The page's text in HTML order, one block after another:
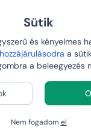
Sütik
és kényelmes
hozzájárulásodra a
a beleegyezés
Nem fogadom el
súly
mondták